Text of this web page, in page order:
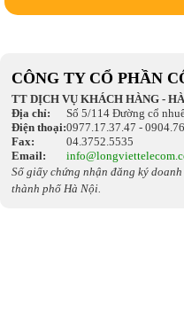
CÔNG TY CỔ PHẦN
TT DỊCH VỤ KHÁCH HÀNG -
Địa chỉ:
Số 5/114 Đường cổ
Điện thoại:0977.17.37.47 -
Fax:
04.3752.5535
Email:
Số giấy chứng nhận đăng ký
thành phố Hà Nội.